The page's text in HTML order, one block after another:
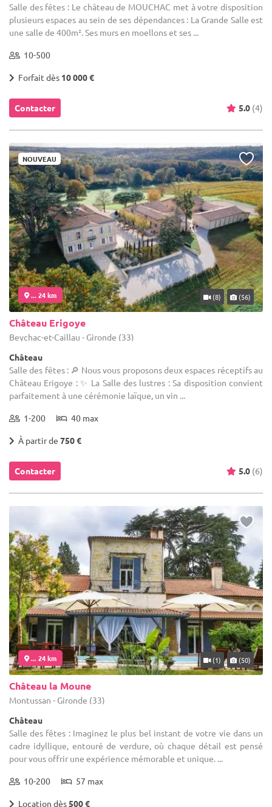
Salle des fêtes : Le château de MOUCHAC met à votre disposition
plusieurs espaces au sein de ses dépendances : La Grande Salle est
une salle de 400m². Ses murs en moellons et ses ...
10-500
Forfait dès 10 000 €
Contacter 5.0 (4)
NOUVEAU
... 24 km (8) (56)
Château Erigoye
Beychac-et-Caillau - Gironde (33)
Château
Salle des fêtes : 🔎 Nous vous proposons deux espaces réceptifs au
Château Erigoye : ✨ La Salle des lustres : Sa disposition convient
parfaitement à une cérémonie laïque, un vin ...
1-200 40 max
À partir de 750 €
Contacter 5.0 (6)
... 24 km (1) (50)
Château la Moune
Montussan - Gironde (33)
Château
Salle des fêtes : Imaginez le plus bel instant de votre vie dans un
cadre idyllique, entouré de verdure, où chaque détail est pensé
pour vous offrir une expérience mémorable et unique. ...
10-200 57 max
Location dès500 €